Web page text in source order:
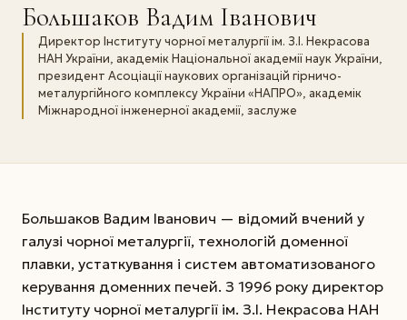
Большаков Вадим Iванович
Директор Інституту чорної металургії ім. З.І. Некрасова
НАН України, академік Національної академії наук України,
президент Асоціації наукових організацій гірничо-
металургійного комплексу України «НАПРО», академік
Міжнародної інженерної академії, заслуже
Большаков Вадим Іванович — відомий вчений у
галузі чорної металургії, технологій доменної
плавки, устаткування і систем автоматизованого
керування доменних печей. З 1996 року директор
Інституту чорної металургії ім. З.І. Некрасова НАН